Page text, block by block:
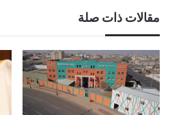
مقالات ذات صلة